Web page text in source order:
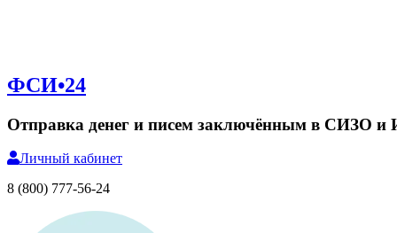
ФСИ•24
Отправка денег и писем заключённым в СИЗО и
Личный кабинет
8 (800) 777-56-24